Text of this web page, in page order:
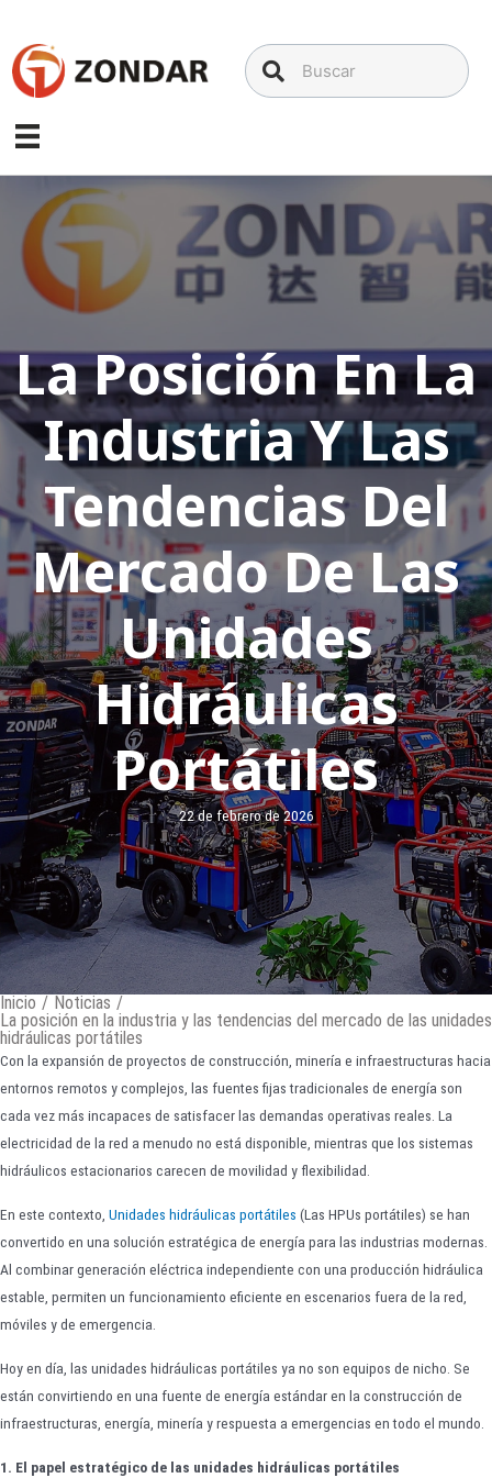
contenido
La Posición En La
Industria Y Las
Tendencias Del
Mercado De Las
Unidades
Hidráulicas
Portátiles
22 de febrero de 2026
Inicio / Noticias /
La posición en la industria y las tendencias del mercado de las unidades
hidráulicas portátiles
Con la expansión de proyectos de construcción, minería e infraestructuras hacia
entornos remotos y complejos, las fuentes fijas tradicionales de energía son
cada vez más incapaces de satisfacer las demandas operativas reales. La
electricidad de la red a menudo no está disponible, mientras que los sistemas
hidráulicos estacionarios carecen de movilidad y flexibilidad.
En este contexto, Unidades hidráulicas portátiles (Las HPUs portátiles) se han
convertido en una solución estratégica de energía para las industrias modernas.
Al combinar generación eléctrica independiente con una producción hidráulica
estable, permiten un funcionamiento eficiente en escenarios fuera de la red,
móviles y de emergencia.
Hoy en día, las unidades hidráulicas portátiles ya no son equipos de nicho. Se
están convirtiendo en una fuente de energía estándar en la construcción de
infraestructuras, energía, minería y respuesta a emergencias en todo el mundo.
1. El papel estratégico de las unidades hidráulicas portátiles